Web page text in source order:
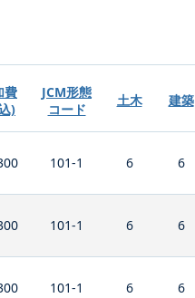
費
)
JCM形態
コード
土木 建築
101-1 6 6
101-1 6 6
101-1 6 6